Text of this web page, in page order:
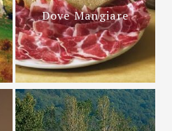
Dove Mangiare